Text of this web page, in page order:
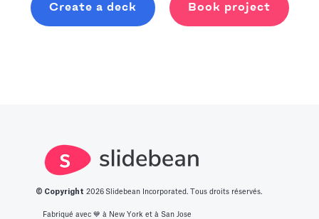
Create a deck Book project
© Copyright 2026 Slidebean Incorporated. Tous droits réservés.
Fabriqué avec 💙️ à New York et à San Jose